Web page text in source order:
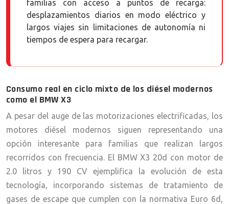
familias con acceso a puntos de recarga:
desplazamientos diarios en modo eléctrico y
largos viajes sin limitaciones de autonomía ni
tiempos de espera para recargar.
Consumo real en ciclo mixto de los diésel modernos
como el BMW X3
A pesar del auge de las motorizaciones electrificadas, los
motores diésel modernos siguen representando una
opción interesante para familias que realizan largos
recorridos con frecuencia. El BMW X3 20d con motor de
2.0 litros y 190 CV ejemplifica la evolución de esta
tecnología, incorporando sistemas de tratamiento de
gases de escape que cumplen con la normativa Euro 6d,